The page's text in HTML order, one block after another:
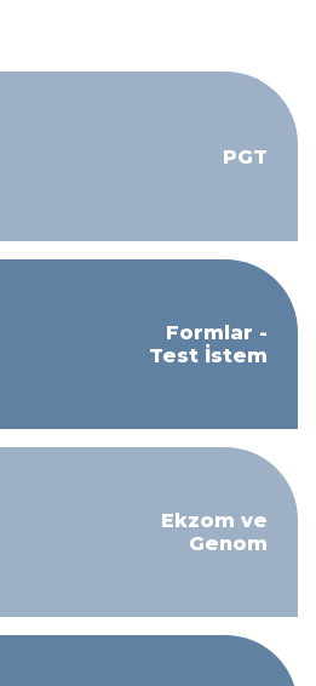
PGT
Formlar -
Test İstem
Ekzom ve
Genom